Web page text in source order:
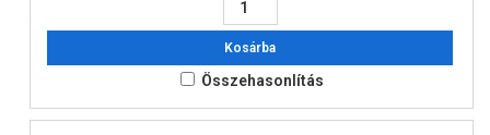
Kosárba
Összehasonlítás